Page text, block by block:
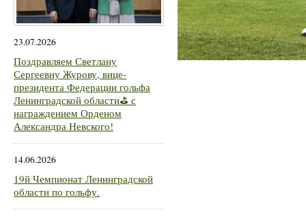
23.07.2026
Поздравляем Светлану
Сергеевну Журову, вице-
президента Федерации гольфа
Ленинградской области⛳ с
награждением Орденом
Александра Невского!
14.06.2026
19й Чемпионат Ленинградской
области по гольфу.